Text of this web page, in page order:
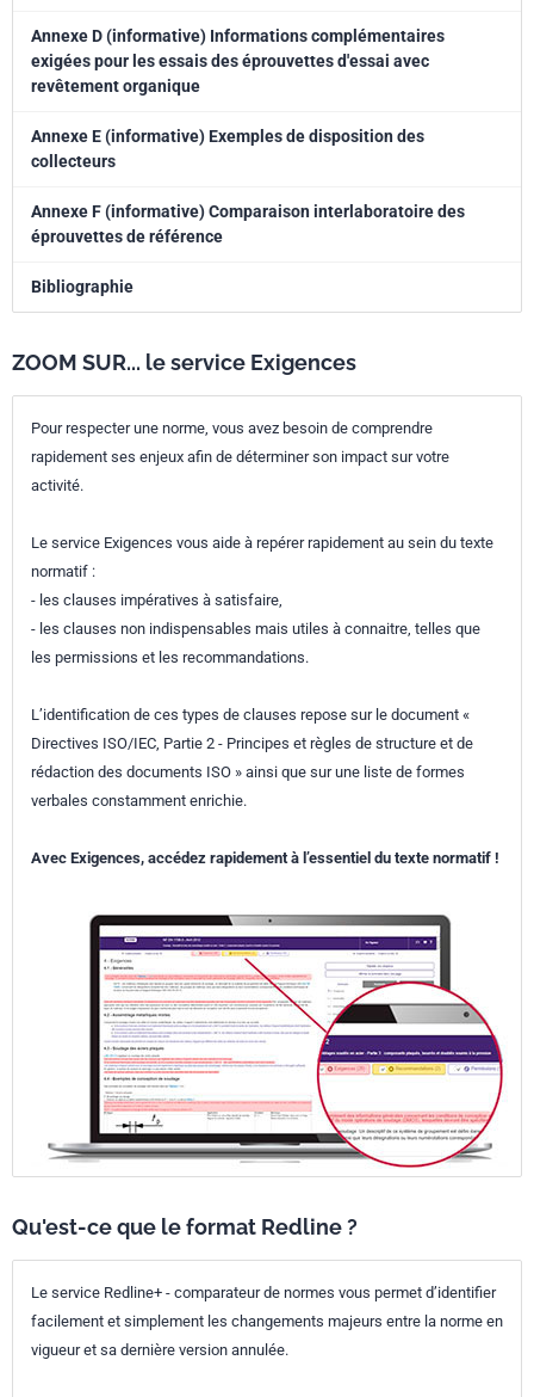
Annexe D (informative) Informations complémentaires
exigées pour les essais des éprouvettes d'essai avec
revêtement organique
Annexe E (informative) Exemples de disposition des
collecteurs
Annexe F (informative) Comparaison interlaboratoire des
éprouvettes de référence
Bibliographie
ZOOM SUR... le service Exigences
Pour respecter une norme, vous avez besoin de comprendre
rapidement ses enjeux afin de déterminer son impact sur votre
activité.
Le service Exigences vous aide à repérer rapidement au sein du texte
normatif :
- les clauses impératives à satisfaire,
- les clauses non indispensables mais utiles à connaitre, telles que
les permissions et les recommandations.
L’identification de ces types de clauses repose sur le document «
Directives ISO/IEC, Partie 2 - Principes et règles de structure et de
rédaction des documents ISO » ainsi que sur une liste de formes
verbales constamment enrichie.
Avec Exigences, accédez rapidement à l’essentiel du texte normatif !
Qu'est-ce que le format Redline ?
Le service Redline+ - comparateur de normes vous permet d’identifier
facilement et simplement les changements majeurs entre la norme en
vigueur et sa dernière version annulée.